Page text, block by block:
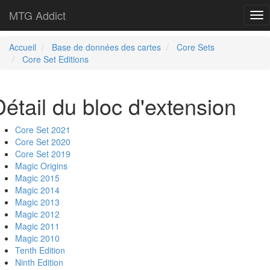
MTG Addict
Accueil Base de données des cartes
Core Sets
Core Set Editions
du bloc d'extension
Core Set 2021
Core Set 2020
Core Set 2019
Magic Origins
Magic 2015
Magic 2014
Magic 2013
Magic 2012
Magic 2011
Magic 2010
Tenth Edition
Ninth Edition